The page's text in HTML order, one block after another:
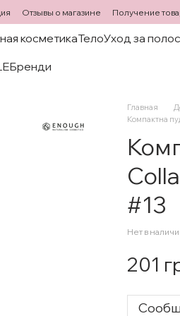
Отзывы о магазине Получение
косметикаТелоУход за
Бренди
Главная
Компактна
#13
Нет в
201